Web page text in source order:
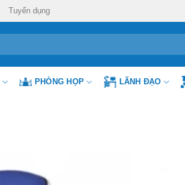
Tuyển dụng
PHÒNG HỌP LÃNH ĐẠO